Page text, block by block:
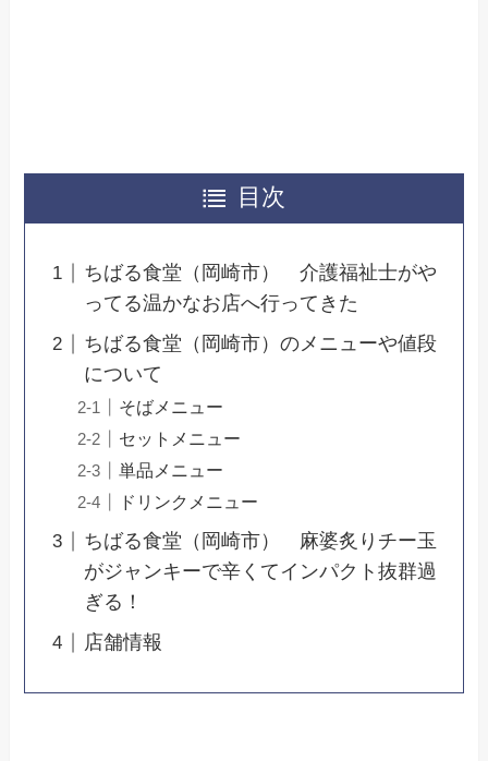
目次
ちばる食堂（岡崎市） 介護福祉士がや
ってる温かなお店へ行ってきた
ちばる食堂（岡崎市）のメニューや値段
について
そばメニュー
セットメニュー
単品メニュー
ドリンクメニュー
ちばる食堂（岡崎市） 麻婆炙りチー玉
がジャンキーで辛くてインパクト抜群過
ぎる！
店舗情報